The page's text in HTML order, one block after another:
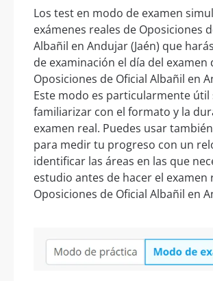
Los test en modo de examen
exámenes reales de Oposiciones
Albañil en Andujar (Jaén) que
de examinación el día del examen
Oposiciones de Oficial Albañil en
Este modo es particularmente útil
familiarizar con el formato y la
examen real. Puedes usar
para medir tu progreso con un
identificar las áreas en las que
estudio antes de hacer el examen
Oposiciones de Oficial Albañil en